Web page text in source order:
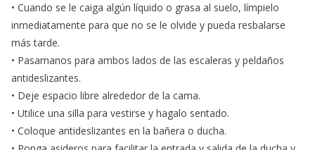
• Cuando se le caiga algún líquido o grasa al suelo, límpielo
inmediatamente para que no se le olvide y pueda resbalarse
más tarde.
• Pasamanos para ambos lados de las escaleras y peldaños
antideslizantes.
• Deje espacio libre alrededor de la cama.
• Utilice una silla para vestirse y hagalo sentado.
• Coloque antideslizantes en la bañera o ducha.